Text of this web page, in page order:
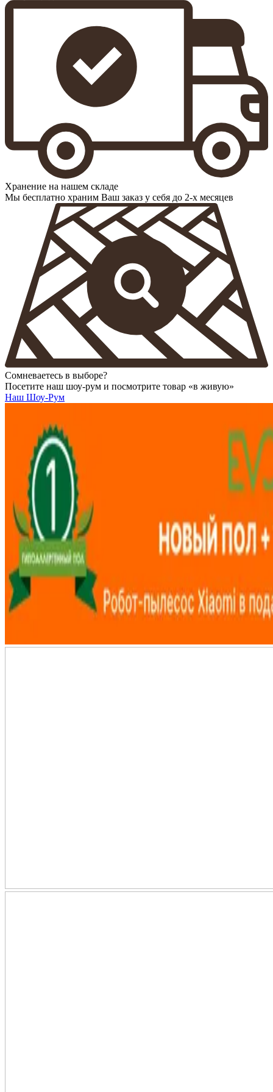
Хранение на нашем складе
Мы бесплатно храним Ваш заказ у себя до 2-х месяцев
Сомневаетесь в выборе?
Посетите наш шоу-рум и посмотрите товар «в живую»
Наш Шоу-Рум